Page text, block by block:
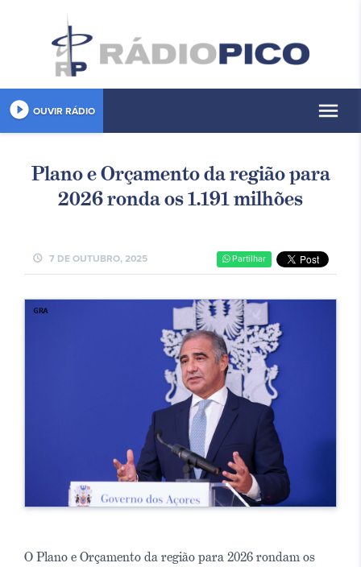
play_circle_filled OUVIR RÁDIO menu
Plano e Orçamento da região para
2026 ronda os 1.191 milhões
schedule 7 DE OUTUBRO, 2025 Partilhar
O Plano e Orçamento da região para 2026 rondam os